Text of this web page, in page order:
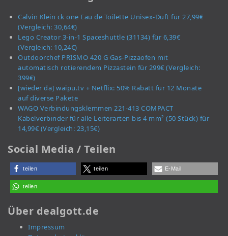
Calvin Klein ck one Eau de Toilette Unisex-Duft für 27,99€
(Vergleich: 30,64€)
Lego Creator 3-in-1 Spaceshuttle (31134) für 6,39€
(Vergleich: 10,24€)
Outdoorchef PRISMO 420 G Gas-Pizzaofen mit
automatisch rotierendem Pizzastein für 299€ (Vergleich:
399€)
[wieder da] waipu.tv + Netflix: 50% Rabatt für 12 Monate
auf diverse Pakete
WAGO Verbindungsklemmen 221-413 COMPACT
Kabelverbinder für alle Leiterarten bis 4 mm² (50 Stück) für
14,99€ (Vergleich: 23,15€)
Social Media / Teilen
teilen teilen E-Mail
teilen
Über dealgott.de
Impressum